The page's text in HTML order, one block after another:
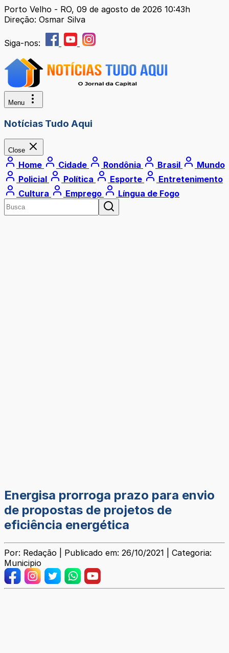
Porto Velho - RO, 09 de agosto de 2026 10:43h
Direção: Osmar Silva
Siga-nos:
Menu
Notícias Tudo Aqui
Close
Home Cidade Rondônia Brasil
Mundo
Policial
Política Esporte
Entretenimento
Cultura
Emprego Língua de Fogo
Energisa prorroga prazo para envio
de propostas de projetos de
eficiência energética
Por: Redação | Publicado em: 26/10/2021 | Categoria:
Municipio